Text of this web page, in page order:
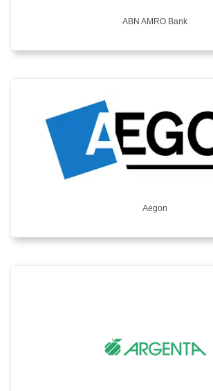
ABN AMRO Bank
Aegon